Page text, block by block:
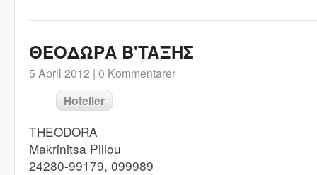
ΘΕΟΔΩΡΑ B'TAΞHΣ
5 April 2012 | 0 Kommentarer
Hoteller
THEODORA
Makrinitsa Piliou
24280-99179, 099989